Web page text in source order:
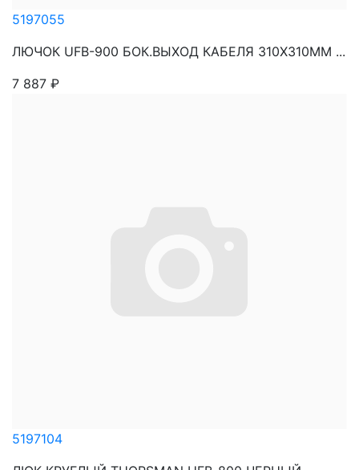
5197055
ЛЮЧОК UFB-900 БОК.ВЫХОД КАБЕЛЯ 310X310MM ...
7 887 ₽
5197104